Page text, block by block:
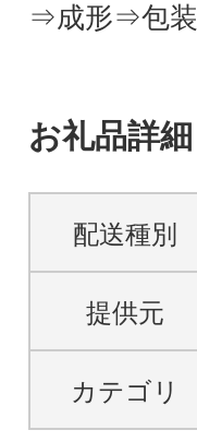
⇒成形⇒包装
お礼品詳細
配送種別
提供元
カテゴリ